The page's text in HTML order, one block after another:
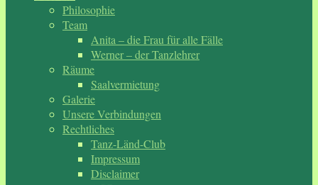
Philosophie
Team
Anita – die Frau für alle Fälle
Werner – der Tanzlehrer
Räume
Saalvermietung
Galerie
Unsere Verbindungen
Rechtliches
Tanz-Länd-Club
Impressum
Disclaimer